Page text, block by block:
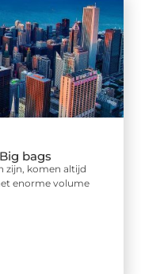
bags
zijn, komen altijd
enorme volume